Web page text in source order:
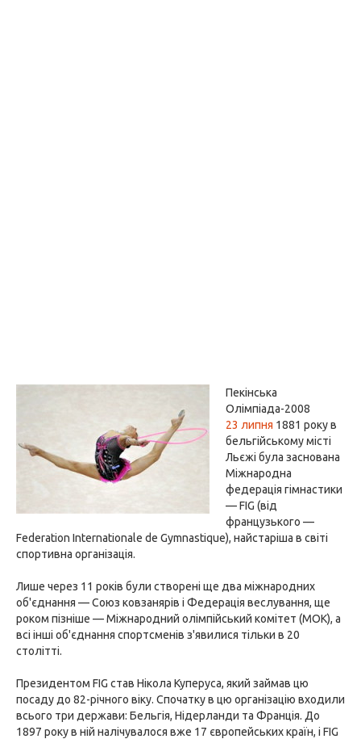
Пекінська
Олімпіада-2008
23 липня 1881 року в
бельгійському місті
Льєжі була заснована
Міжнародна
федерація гімнастики
— FIG (від
французького —
Federation Internationale de Gymnastique), найстаріша в світі
спортивна організація.
Лише через 11 років були створені ще два міжнародних
об'єднання — Союз ковзанярів і Федерація веслування, ще
роком пізніше — Міжнародний олімпійський комітет (МОК), а
всі інші об'єднання спортсменів з'явилися тільки в 20
столітті.
Президентом FIG став Нікола Куперуса, який займав цю
посаду до 82-річного віку. Спочатку в цю організацію входили
всього три держави: Бельгія, Нідерланди та Франція. До
1897 року в ній налічувалося вже 17 європейських країн, і FIG